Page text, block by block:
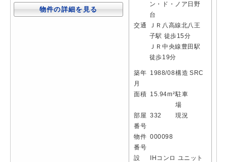
物件の詳細を見る
ン・ド・ノア日野
台
交通
ＪＲ八高線北八王
子駅 徒歩15分
ＪＲ中央線豊田駅
徒歩19分
築年
月
1988/08構造 SRC
面積 15.94m²駐車
場
部屋
番号
332 現況
物件
番号
000098
設
IHコンロ ユニット